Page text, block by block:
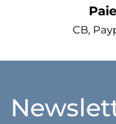
CB,